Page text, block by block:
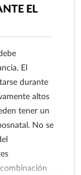
agente
al correo:
EL
El
durante
altos
tener un
No se